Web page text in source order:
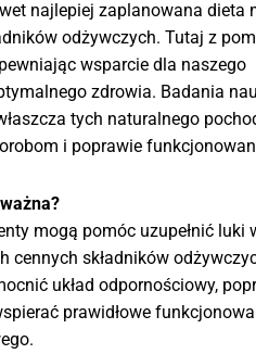
najlepiej zaplanowana dieta
odżywczych. Tutaj z
wsparcie dla naszego
zdrowia. Badania
tych naturalnego
i poprawie
mogą pomóc uzupełnić luki
cennych składników
układ odpornościowy,
prawidłowe